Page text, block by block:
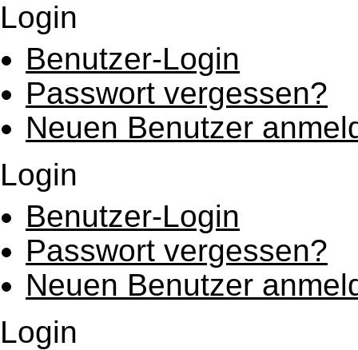
Login
Benutzer-Login
Passwort vergessen?
Neuen Benutzer
Login
Benutzer-Login
Passwort vergessen?
Neuen Benutzer
Login